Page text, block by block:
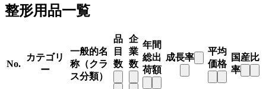
整形用品一覧
No.
カテゴリ
ー
一般的名
称（クラ
ス分類）
品
目
数
企
業
数
年間
総出
荷額
成長率
平均
価格
国産比
率